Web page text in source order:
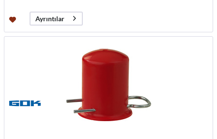
Ayrıntılar